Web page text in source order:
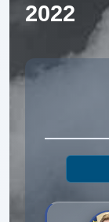
2022